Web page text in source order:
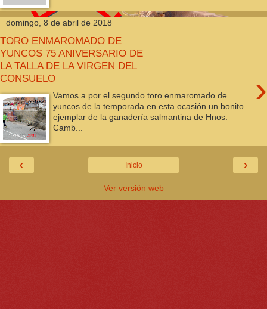
domingo, 8 de abril de 2018
TORO ENMAROMADO DE
YUNCOS 75 ANIVERSARIO DE
LA TALLA DE LA VIRGEN DEL
CONSUELO
›
Vamos a por el segundo toro enmaromado de
yuncos de la temporada en esta ocasión un bonito
ejemplar de la ganadería salmantina de Hnos.
Camb...
‹ ›
Inicio
Ver versión web